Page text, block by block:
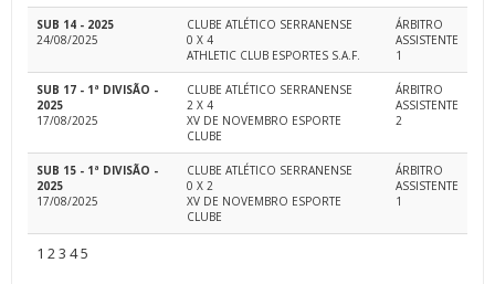
SUB 14 - 2025
24/08/2025
CLUBE ATLÉTICO SERRANENSE
0 X 4
ATHLETIC CLUB ESPORTES S.A.F.
ÁRBITRO
ASSISTENTE
1
SUB 17 - 1ª DIVISÃO -
2025
17/08/2025
CLUBE ATLÉTICO SERRANENSE
2 X 4
XV DE NOVEMBRO ESPORTE
CLUBE
ÁRBITRO
ASSISTENTE
2
SUB 15 - 1ª DIVISÃO -
2025
17/08/2025
CLUBE ATLÉTICO SERRANENSE
0 X 2
XV DE NOVEMBRO ESPORTE
CLUBE
ÁRBITRO
ASSISTENTE
1
1 23 45